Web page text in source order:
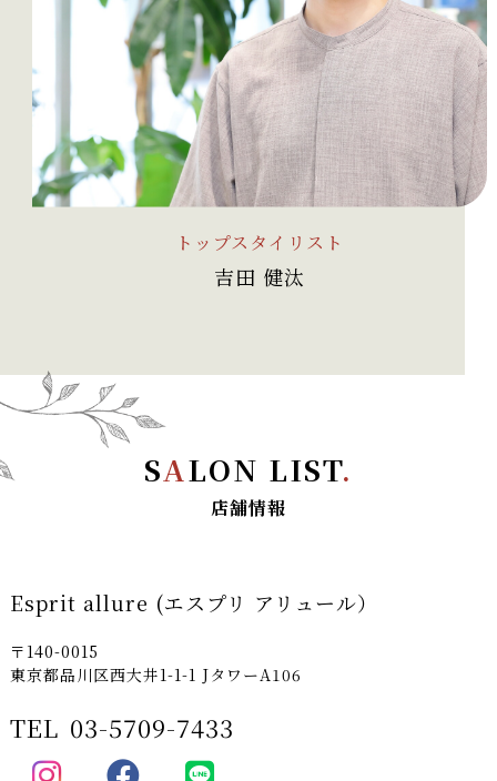
トップスタイリスト
吉田 健汰
SALON LIST.
店舗情報
Esprit allure (エスプリ アリュール）
〒140-0015
東京都品川区西大井1-1-1 JタワーA106
TEL 03-5709-7433